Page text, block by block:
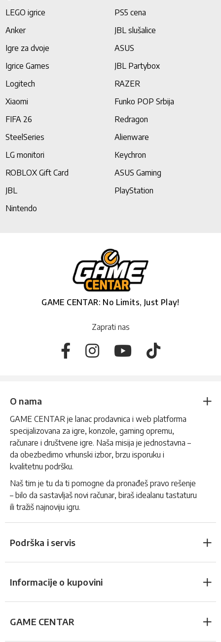
LEGO igrice
PS5 cena
Anker
JBL slušalice
Igre za dvoje
ASUS
Igrice Games
JBL Partybox
Logitech
RAZER
Xiaomi
Funko POP Srbija
FIFA 26
Redragon
SteelSeries
Alienware
LG monitori
Keychron
ROBLOX Gift Card
ASUS Gaming
JBL
PlayStation
Nintendo
GAME CENTAR: No Limits, Just Play!
Zaprati nas
O nama
GAME CENTAR je lanac prodavnica i web platforma
specijalizovana za igre, konzole, gaming opremu,
računare i društvene igre. Naša misija je jednostavna –
da obezbedimo vrhunski izbor, brzu isporuku i
kvalitetnu podršku.
Naš tim je tu da ti pomogne da pronađeš pravo rešenje
– bilo da sastavljaš novi računar, biraš idealanu tastaturu
ili tražiš najnoviju igru.
Podrška i servis
Informacije o kupovini
GAME CENTAR